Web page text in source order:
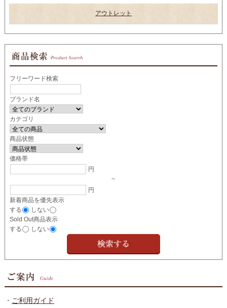
アウトレット
フリーワード検索
ブランド名
カテゴリ
商品状態
価格帯
円
~
円
新着商品を優先表示
する
しない
Sold Out商品表示
する
しない
・ ご利用ガイド